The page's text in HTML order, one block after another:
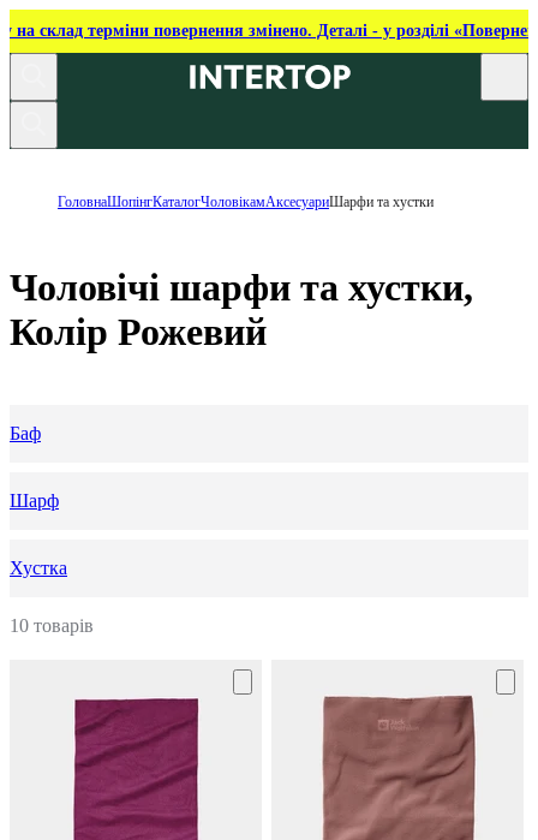
на склад терміни повернення змінено. Деталі - у розділі
ГоловнаШопінгКаталогЧоловікамАксесуариШарфи та хустки
Чоловічі шарфи та хустки,
Колір Рожевий
Баф
Шарф
Хустка
10 товарів